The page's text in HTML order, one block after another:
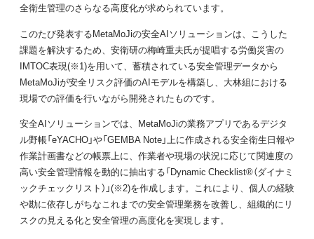
全衛生管理のさらなる高度化が求められています。
このたび発表するMetaMoJiの安全AIソリューションは、こうした
課題を解決するため、安衛研の梅崎重夫氏が提唱する労働災害の
IMTOC表現(※1)を用いて、蓄積されている安全管理データから
MetaMoJiが安全リスク評価のAIモデルを構築し、大林組における
現場での評価を行いながら開発されたものです。
安全AIソリューションでは、MetaMoJiの業務アプリであるデジタ
ル野帳「eYACHO」や「GEMBA Note」上に作成される安全衛生日報や
作業計画書などの帳票上に、作業者や現場の状況に応じて関連度の
高い安全管理情報を動的に抽出する「Dynamic Checklist®（ダイナミ
ックチェックリスト）」(※2)を作成します。これにより、個人の経験
や勘に依存しがちなこれまでの安全管理業務を改善し、組織的にリ
スクの見える化と安全管理の高度化を実現します。